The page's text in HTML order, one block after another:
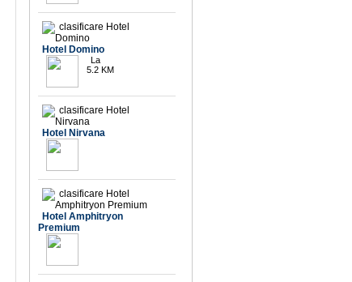
Hotel Domino
La
5.2 KM
Hotel Nirvana
Hotel Amphitryon
Premium